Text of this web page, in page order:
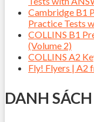
Cambridge B1
Practice Tests
COLLINS B1
(Volume 2)
COLLINS A2
Fly! Flyers | A2
DANH